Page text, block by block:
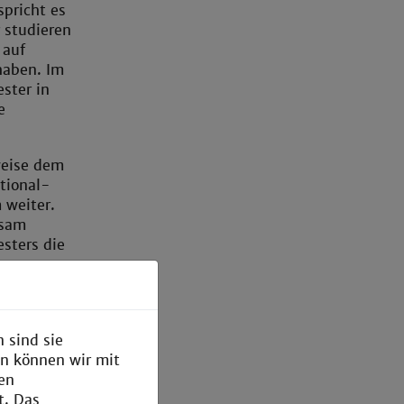
es
studieren
Im
in
dem
weiter.
die
sind sie
können wir mit
Das